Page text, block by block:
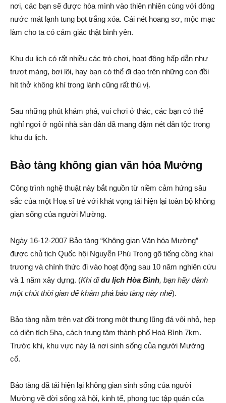
nơi, các bạn sẽ được hòa mình vào thiên nhiên cùng với dòng
nước mát lạnh tung bọt trắng xóa. Cái nét hoang sơ, mộc mạc
làm cho ta có cảm giác thật bình yên.
Khu du lịch có rất nhiều các trò chơi, hoạt động hấp dẫn như
trượt máng, bơi lội, hay bạn có thể đi dạo trên những con đồi
hít thở không khí trong lành cũng rất thú vị.
Sau những phút khám phá, vui chơi ở thác, các bạn có thể
nghỉ ngơi ở ngôi nhà sàn dân dã mang đậm nét dân tộc trong
khu du lịch.
Bảo tàng không gian văn hóa Mường
Công trình nghệ thuật này bắt nguồn từ niềm cảm hứng sâu
sắc của một Hoạ sĩ trẻ với khát vọng tái hiện lại toàn bộ không
gian sống của người Mường.
Ngày 16-12-2007 Bảo tàng “Không gian Văn hóa Mường”
được chủ tịch Quốc hội Nguyễn Phú Trọng gõ tiếng cồng khai
trương và chính thức đi vào hoạt động sau 10 năm nghiên cứu
và 1 năm xây dựng. (Khi đidu lịch Hòa Bình, bạn hãy dành
một chút thời gian để khám phá bảo tàng này nhé).
Bảo tàng nằm trên vạt đồi trong một thung lũng đá vôi nhỏ, hẹp
có diện tích 5ha, cách trung tâm thành phố Hoà Bình 7km.
Trước khi, khu vực này là nơi sinh sống của người Mường
cổ.
Bảo tàng đã tái hiện lại không gian sinh sống của người
Mường về đời sống xã hội, kinh tế, phong tục tập quán của